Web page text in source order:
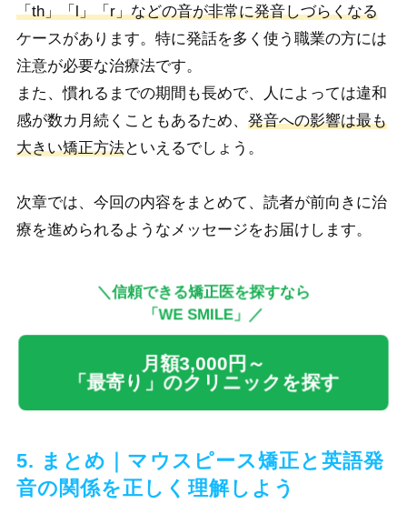
「th」「l」「r」などの音が非常に発音しづらくなる
ケースがあります。特に発話を多く使う職業の方には
注意が必要な治療法です。
また、慣れるまでの期間も長めで、人によっては違和
感が数カ月続くこともあるため、 発音への影響は最も
大きい矯正方法といえるでしょう。
次章では、今回の内容をまとめて、読者が前向きに治
療を進められるようなメッセージをお届けします。
＼信頼できる矯正医を探すなら
「WE SMILE」／
月額3,000円～
「最寄り」のクリニックを探す
5. まとめ｜マウスピース矯正と英語発
音の関係を正しく理解しよう